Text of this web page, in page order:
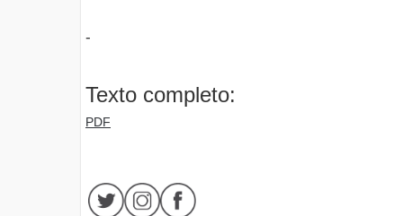
-
Texto completo:
PDF